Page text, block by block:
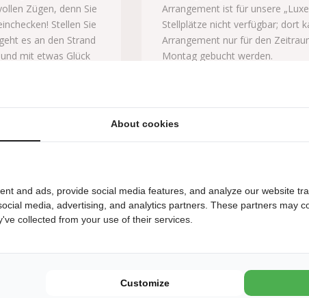
Zügen, denn Sie
Stellen Sie
es an den Strand
mit etwas Glück
des Jahres vor
bei schlechtem
zu entdecken.
413,00 €
Arrangement ist für unsere
Stellplätze nicht verfügbar; dort
Arrangement nur für den
Montag gebucht werden.
Von:
05-05-2027
About cookies
and ads, provide social media features, and analyze our website
media, advertising, and analytics partners. These partners may
collected from your use of their services.
Customize